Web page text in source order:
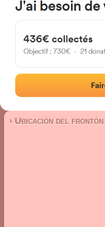
24327
LE-251
Frontón
Localización|
› Ubicación del frontón